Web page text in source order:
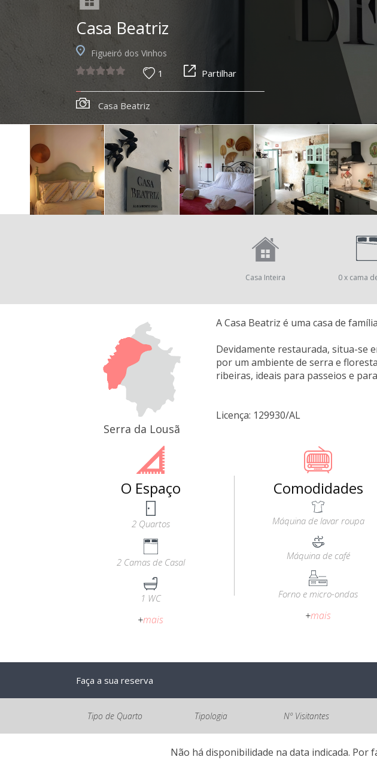
Casa Beatriz
Figueiró dos Vinhos
1 Partilhar
Casa Beatriz
Casa Inteira 0 x cama
Serra da Lousã
A Casa Beatriz é uma casa de
Devidamente restaurada, situa-se
por um ambiente de serra e
ribeiras, ideais para passeios e
Licença: 129930/AL
O Espaço
2 Quartos
2 Camas de Casal
1 WC
+mais
Comodidades
Máquina de lavar roupa
Máquina de café
Forno e micro-ondas
+mais
Faça a sua reserva
Tipo de Quarto Tipologia Nº Visitantes
Não há disponibilidade na data indicada. Por